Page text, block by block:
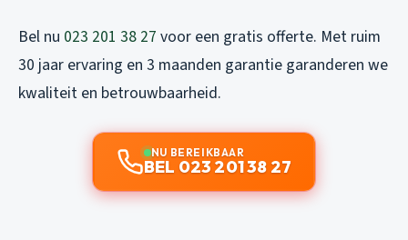
Bel nu 023 201 38 27 voor een gratis offerte. Met ruim
30 jaar ervaring en 3 maanden garantie garanderen we
kwaliteit en betrouwbaarheid.
NU BEREIKBAAR
BEL 023 201 38 27